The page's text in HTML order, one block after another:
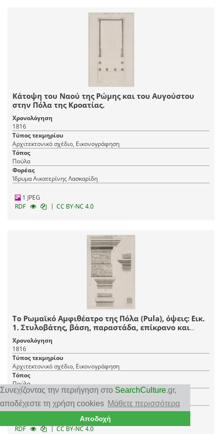
Συνεχίζοντας την περιήγηση στο SearchCulture.gr,
αποδέχεστε τη χρήση cookies Μάθετε περισσότερα
Αποδοχή
Κάτοψη του Ναού της Ρώμης και του Αυγούστου
στην Πόλα της Κροατίας.
Χρονολόγηση
1816
Τύπος τεκμηρίου
Αρχιτεκτονικό σχέδιο, Εικονογράφηση
Τόπος
Πούλα
Φορέας
Ίδρυμα Αικατερίνης Λασκαρίδη
1 JPEG
RDF
| CC BY-NC 4.0
Το Ρωμαϊκό Αμφιθέατρο της Πόλα (Pula), όψεις: Εικ.
1. Στυλοβάτης, βάση, παραστάδα, επίκρανο και
επιστύλιο του πρώτου ορόφου. Εικ. 2. Στυλοβάτης
της παραστάδας. Εικ.3. Το επίκρανο και η γένεση
του αψιδόλιθου της αψίδας.
Χρονολόγηση
1816
Τύπος τεκμηρίου
Αρχιτεκτονικό σχέδιο, Εικονογράφηση
Τόπος
Πούλα
Φορέας
Ίδρυμα Αικατερίνης Λασκαρίδη
RDF
| CC BY-NC 4.0